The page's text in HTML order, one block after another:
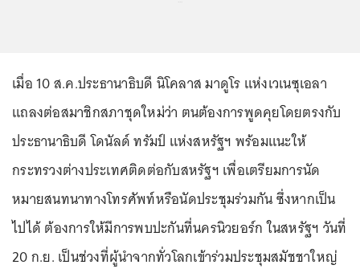
เมื่อ 10 ส.ค.ประธานาธิบดี นิโคลาส มาดูโร แห่งเวเนซุเอลา
แถลงต่อสมาชิกสภาชุดใหม่ว่า ตนต้องการพูดคุยโดยตรงกับ
ประธานาธิบดี โดนัลด์ ทรัมป์ แห่งสหรัฐฯ พร้อมแนะให้
กระทรวงต่างประเทศติดต่อกับสหรัฐฯ เพื่อเตรียมการนัด
หมายสนทนาทางโทรศัพท์หรือนัดประชุมร่วมกัน ซึ่งหากเป็น
ไปได้ ต้องการให้มีการพบปะกันที่นครนิวยอร์ก ในสหรัฐฯ วันที่
20 ก.ย. เป็นช่วงที่ผู้นำจากทั่วโลกเข้าร่วมประชุมสมัชชาใหญ่